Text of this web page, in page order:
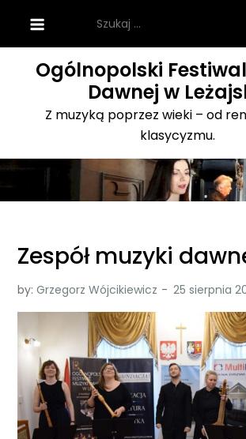
content
Ogólnopolski
Dawnej w
Z muzyką poprzez wieki – od
klasycyzmu.
Zespół muzyki
by:Grzegorz Wójcikiewicz